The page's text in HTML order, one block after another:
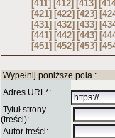
[411] [412] [413]
[421] [422] [423]
[431] [432] [433]
[441] [442] [443]
[451] [452] [453]
Wypełnij poniższe pola :
Adres URL*:
Tytuł strony
(treści):
Autor treści: